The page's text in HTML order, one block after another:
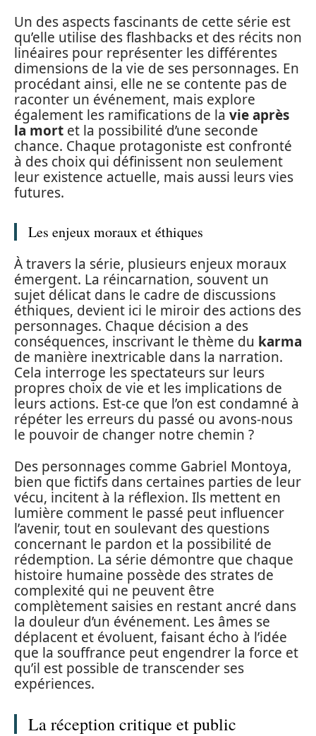
Un des aspects fascinants de cette série est
qu’elle utilise des flashbacks et des récits non
linéaires pour représenter les différentes
dimensions de la vie de ses personnages. En
procédant ainsi, elle ne se contente pas de
raconter un événement, mais explore
également les ramifications de la vie après
la mort et la possibilité d’une seconde
chance. Chaque protagoniste est confronté
à des choix qui définissent non seulement
leur existence actuelle, mais aussi leurs vies
futures.
Les enjeux moraux et éthiques
À travers la série, plusieurs enjeux moraux
émergent. La réincarnation, souvent un
sujet délicat dans le cadre de discussions
éthiques, devient ici le miroir des actions des
personnages. Chaque décision a des
conséquences, inscrivant le thème du karma
de manière inextricable dans la narration.
Cela interroge les spectateurs sur leurs
propres choix de vie et les implications de
leurs actions. Est-ce que l’on est condamné à
répéter les erreurs du passé ou avons-nous
le pouvoir de changer notre chemin ?
Des personnages comme Gabriel Montoya,
bien que fictifs dans certaines parties de leur
vécu, incitent à la réflexion. Ils mettent en
lumière comment le passé peut influencer
l’avenir, tout en soulevant des questions
concernant le pardon et la possibilité de
rédemption. La série démontre que chaque
histoire humaine possède des strates de
complexité qui ne peuvent être
complètement saisies en restant ancré dans
la douleur d’un événement. Les âmes se
déplacent et évoluent, faisant écho à l’idée
que la souffrance peut engendrer la force et
qu’il est possible de transcender ses
expériences.
La réception critique et public